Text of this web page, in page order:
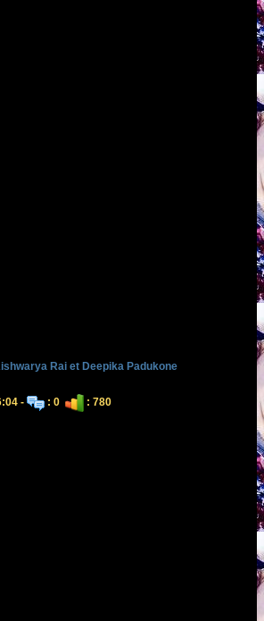
Rai et Deepika Padukone
- : 0 : 780